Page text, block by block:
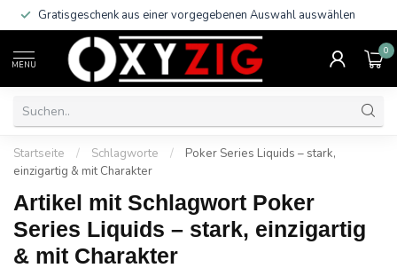
Gratisgeschenk aus einer vorgegebenen Auswahl auswählen
MENU
0
Startseite / Schlagworte /
Poker Series Liquids – stark,
einzigartig & mit Charakter
Artikel mit Schlagwort Poker
Series Liquids – stark, einzigartig
& mit Charakter